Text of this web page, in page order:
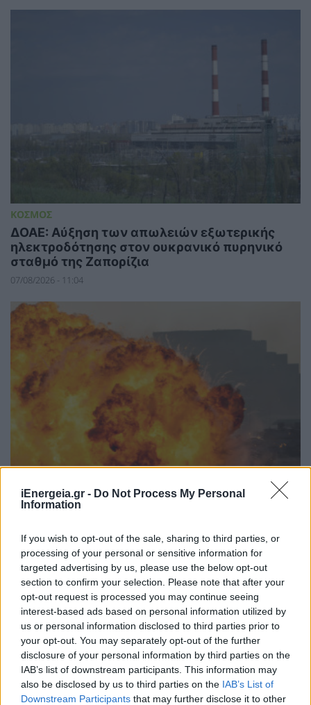
iEnergeia.gr - Do Not Process My Personal
Information
If you wish to opt-out of the sale, sharing to third parties, or
processing of your personal or sensitive information for
targeted advertising by us, please use the below opt-out
section to confirm your selection. Please note that after your
opt-out request is processed you may continue seeing
interest-based ads based on personal information utilized by
us or personal information disclosed to third parties prior to
your opt-out. You may separately opt-out of the further
disclosure of your personal information by third parties on the
IAB’s list of downstream participants. This information may
also be disclosed by us to third parties on the IAB’s List of
Downstream Participants that may further disclose it to other
ΚΟΣΜΟΣ
ΔΟΑΕ: Αύξηση των απωλειών εξωτερικής
ηλεκτροδότησης στον ουκρανικό πυρηνικό
σταθμό της Ζαπορίζια
07/08/2026 - 11:04
ΚΟΣΜΟΣ
σταθμό εξαγωγών και πετρελαϊκές
εγκαταστάσεις
27/07/2026 - 13:49